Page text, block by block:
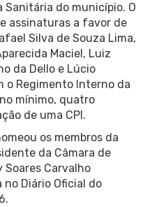
Sanitária do município. O
assinaturas a favor de
Silva de Souza Lima,
Maciel, Luiz
da Dello e Lúcio
o Regimento Interno da
mínimo, quatro
de uma CPI.
os membros da
da Câmara de
Soares Carvalho
no Diário Oficial do